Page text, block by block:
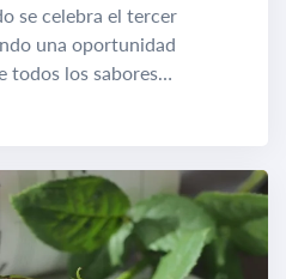
se celebra el tercer
una oportunidad
todos los sabores
se ubica en el corazón...